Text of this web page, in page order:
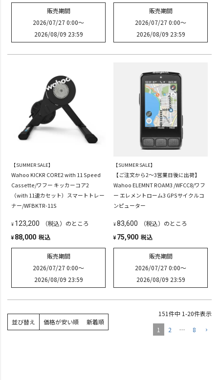
販売期間
2026/07/27 0:00〜
2026/08/09 23:59
販売期間
2026/07/27 0:00〜
2026/08/09 23:59
【SUMMER SALE】
Wahoo KICKR CORE2 with 11 Speed
Cassette/ワフー キッカーコア2
（with 11速カセット）スマートトレー
ナー/WFBKTR-11S
¥ 123,200 （税込）のところ
¥ 88,000 税込
販売期間
2026/07/27 0:00〜
2026/08/09 23:59
【SUMMER SALE】
【ご注文から2～3営業日後に出荷】
Wahoo ELEMNT ROAM3 /WFCC8/ワフ
ー エレメントローム3 GPSサイクルコ
ンピューター
¥83,600 （税込）のところ
¥ 75,900 税込
販売期間
2026/07/27 0:00〜
2026/08/09 23:59
並び替え 価格が安い順 新着順
151件中 1-20件表示
1
2 … 8